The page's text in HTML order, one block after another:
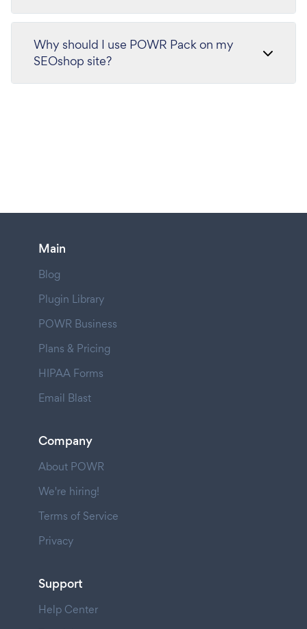
Why should I use POWR Pack on my
SEOshop site?
Main
Blog
Plugin Library
POWR Business
Plans & Pricing
HIPAA Forms
Email Blast
Company
About POWR
We're hiring!
Terms of Service
Privacy
Support
Help Center